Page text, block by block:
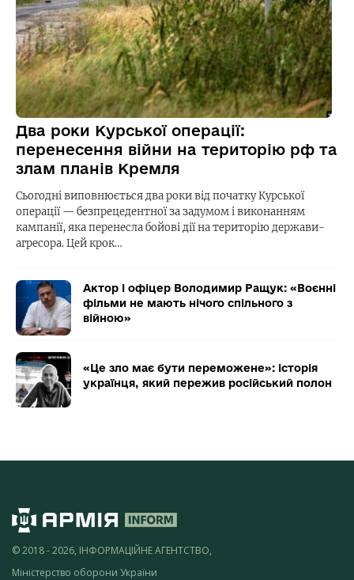
Два роки Курської операції:
перенесення війни на територію рф та
злам планів Кремля
Сьогодні виповнюється два роки від початку Курської
операції — безпрецедентної за задумом і виконанням
кампанії, яка перенесла бойові дії на територію держави-
агресора. Цей крок…
Актор і офіцер Володимир Ращук: «Воєнні
фільми не мають нічого спільного з
війною»
«Це зло має бути переможене»: історія
українця, який пережив російський полон
© 2018 - 2026, ІНФОРМАЦІЙНЕ АГЕНТСТВО,
Міністерство оборони України